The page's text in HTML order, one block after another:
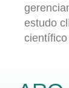
estudo